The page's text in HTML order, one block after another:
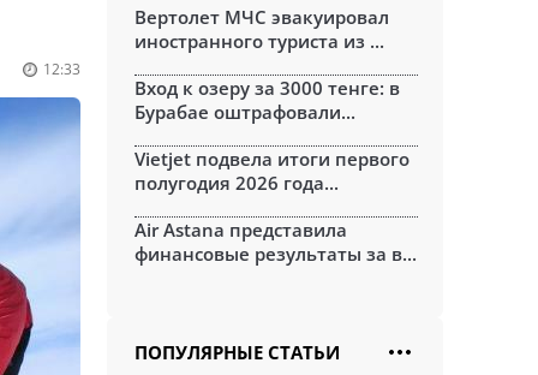
12:33
Вертолет МЧС эвакуировал
иностранного туриста из ...
Вход к озеру за 3000 тенге: в
Бурабае оштрафовали...
Vietjet подвела итоги первого
полугодия 2026 года...
Air Astana представила
финансовые результаты за в...
ПОПУЛЯРНЫЕ СТАТЬИ